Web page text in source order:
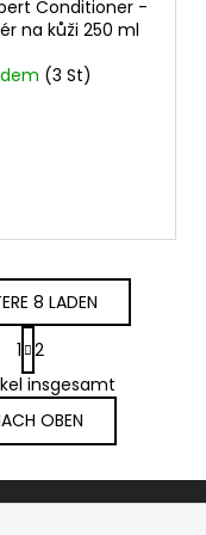
Conditioner -
na kůži 250 ml
(3 St)
S
t
e
u
e
r
8 LADEN
P
a
g
i
n
i
e
r
1 2
insgesamt
OBEN